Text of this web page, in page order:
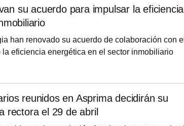
su acuerdo para impulsar la eficiencia
han renovado su acuerdo de colaboración con el
eficiencia energética en el sector inmobiliario
y los gases renovables, según han informado
reunidos en Asprima decidirán su
rectora el 29 de abril